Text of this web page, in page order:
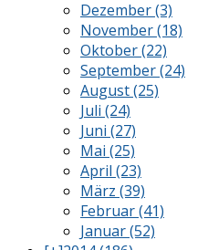
Dezember (3)
November (18)
Oktober (22)
September (24)
August (25)
Juli (24)
Juni (27)
Mai (25)
April (23)
März (39)
Februar (41)
Januar (52)